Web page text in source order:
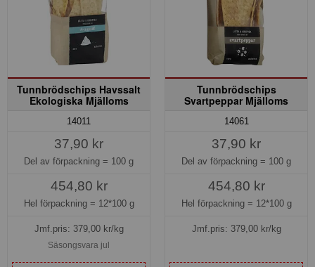
Tunnbrödschips Havssalt
Ekologiska Mjälloms
14011
37,90 kr
Del av förpackning = 100 g
454,80 kr
Hel förpackning = 12*100 g
Jmf.pris: 379,00kr/kg
Säsongsvara jul
Tunnbrödschips
Svartpeppar Mjälloms
14061
37,90 kr
Del av förpackning = 100 g
454,80 kr
Hel förpackning = 12*100 g
Jmf.pris: 379,00kr/kg